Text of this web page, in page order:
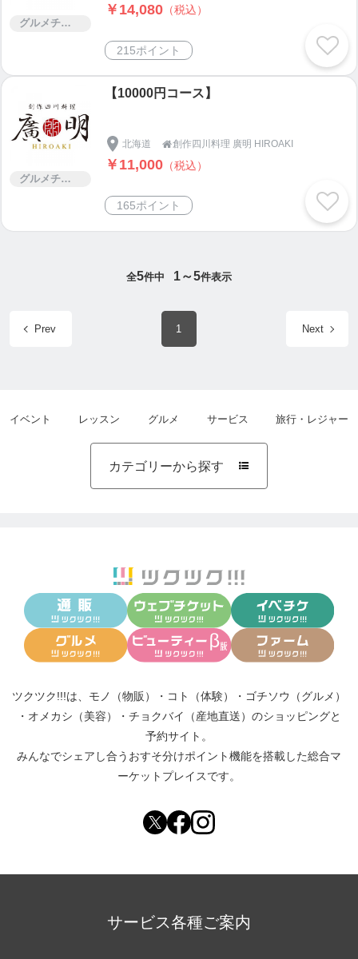
グルメチケット
￥14,080 （税込）
215ポイント
グルメチケット
【10000円コース】
北海道 創作四川料理 廣明 HIROAKI
￥11,000 （税込）
165ポイント
全5件中 1～5件表示
Prev 1 Next
イベント レッスン グルメ サービス 旅行・レジャー
カテゴリーから探す 
ツクツク!!!は、 モノ（物販） ・ コト（体験） ・ ゴチソウ（グルメ）
・ オメカシ（美容） ・ チョクバイ（産地直送） のショッピングと
予約サイト。
みんなでシェアし合う おすそ分けポイント機能を搭載した総合マ
ーケットプレイスです。
サービス各種ご案内